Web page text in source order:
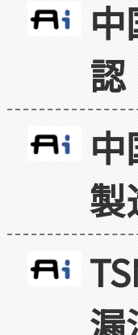
製
漏